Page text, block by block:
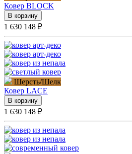
Ковер BLOCK
В корзину
1 630 148 ₽
Шерсть/Шелк
Ковер LACE
В корзину
1 630 148 ₽